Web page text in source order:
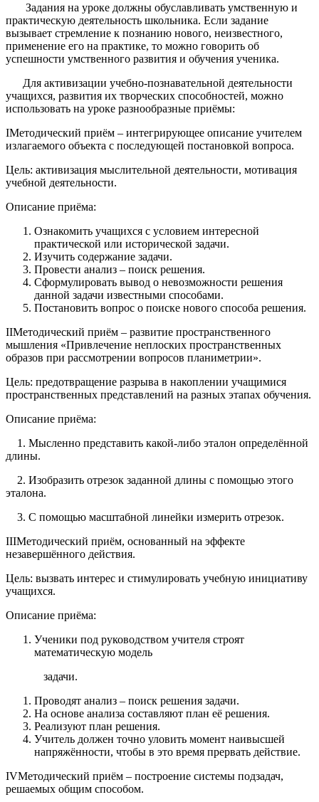
Задания на уроке должны обуславливать умственную и
практическую деятельность школьника. Если задание
вызывает стремление к познанию нового, неизвестного,
применение его на практике, то можно говорить об
успешности умственного развития и обучения ученика.
Для активизации учебно-познавательной деятельности
учащихся, развития их творческих способностей, можно
использовать на уроке разнообразные приёмы:
IМетодический приём – интегрирующее описание учителем
излагаемого объекта с последующей постановкой вопроса.
Цель: активизация мыслительной деятельности, мотивация
учебной деятельности.
Описание приёма:
Ознакомить учащихся с условием интересной
практической или исторической задачи.
Изучить содержание задачи.
Провести анализ – поиск решения.
Сформулировать вывод о невозможности решения
данной задачи известными способами.
Постановить вопрос о поиске нового способа решения.
IIМетодический приём – развитие пространственного
мышления «Привлечение неплоских пространственных
образов при рассмотрении вопросов планиметрии».
Цель: предотвращение разрыва в накоплении учащимися
пространственных представлений на разных этапах обучения.
Описание приёма:
1. Мысленно представить какой-либо эталон определённой
длины.
2. Изобразить отрезок заданной длины с помощью этого
эталона.
3. С помощью масштабной линейки измерить отрезок.
IIIМетодический приём, основанный на эффекте
незавершённого действия.
Цель: вызвать интерес и стимулировать учебную инициативу
учащихся.
Описание приёма:
Ученики под руководством учителя строят
математическую модель
задачи.
Проводят анализ – поиск решения задачи.
На основе анализа составляют план её решения.
Реализуют план решения.
Учитель должен точно уловить момент наивысшей
напряжённости, чтобы в это время прервать действие.
IVМетодический приём – построение системы подзадач,
решаемых общим способом.